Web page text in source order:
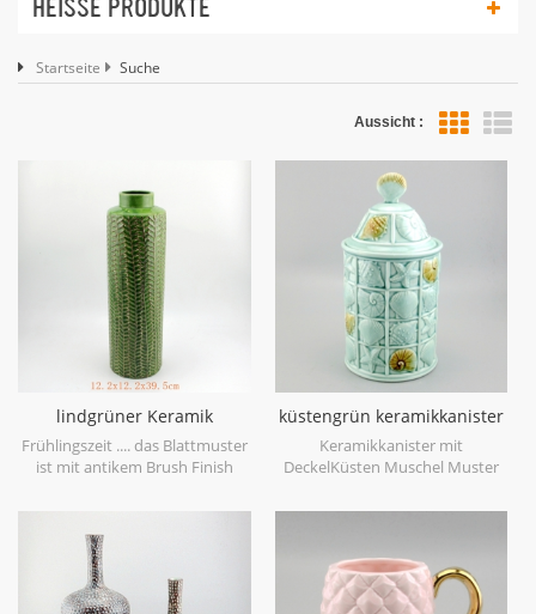
HEISSE PRODUKTE
Startseite Suche
Aussicht :
lindgrüner Keramik
Vasenblatt Patten
Frühlingszeit .... das Blattmuster
ist mit antikem Brush Finish
ersten Blick in den Frühling. es
ist aus Feinsteinzeug in China
gefertigt, bekommen mehr
Frühlingsstimmung versuchen
Sie dieslindgrüne Keramikvase.
küstengrün keramikkanister
home deco
Keramikkanister mit
DeckelKüsten Muschel Muster
kann auch als Vorratsglas,
Handwäsche verwendet
werden, aus Porzellan aus
Porzellan.